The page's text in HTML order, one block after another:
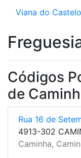
Viana do Castelo
Códigos
de
Rua 16 de
4913-302
Caminha,